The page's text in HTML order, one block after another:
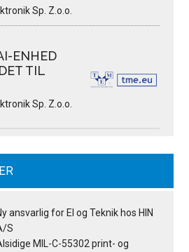
Sp. Z.o.o.
ENHED
TIL
Sp. Z.o.o.
ansvarlig for El og Teknik hos HIN
S
MIL-C-55302 print- og